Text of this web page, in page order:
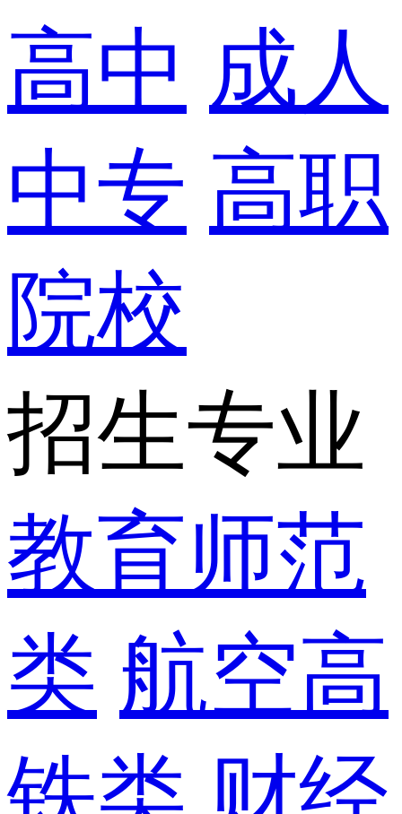
高中 成人
中专 高职
院校
招生专业
教育师范
类 航空高